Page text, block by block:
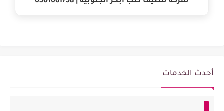
أحدث الخدمات